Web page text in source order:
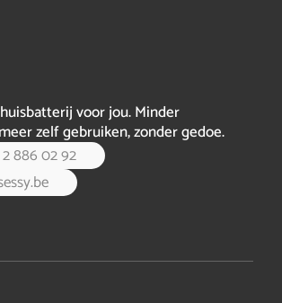
Praktische stap: check je contract
je all-in k…
voor jou. Minder
zelf gebruiken, zonder gedoe.
886 02 92